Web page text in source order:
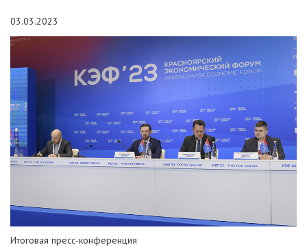
03.03.2023
Итоговая пресс-конференция